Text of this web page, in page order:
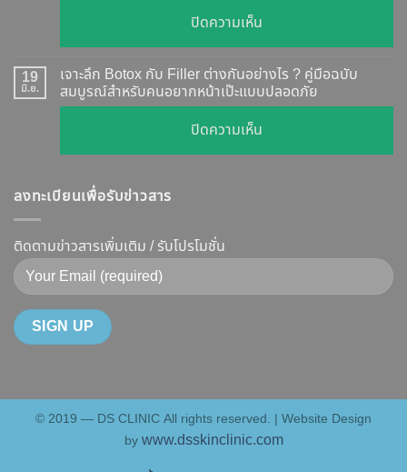
ยี่ห้อ
แบบ
วัน
ผล
?
เจาะ
ดี
วิธี
นาน
ที่สุด
ปิดความเห็น
รีวิว
เคส
หน้า
เรียว
รูป
ผลลัพธ์
19
มิ.ย.
เจาะลึก Botox กับ Filler ต่างกันอย่างไร ? คู่มือฉบับ
สมบูรณ์สำหรับคนอยากหน้าเป๊ะแบบปลอดภัย
ปิดความเห็น
เจาะ
ต่าง
สมบูรณ์
สำหรับ
คน
ลงทะเบียนเพื่อรับข่าวสาร
ติดตามข่าวสารเพิ่มเติม / รับโปรโมชั่น
© 2019 — DS CLINIC All rights reserved. | Website Design
bywww.dsskinclinic.com